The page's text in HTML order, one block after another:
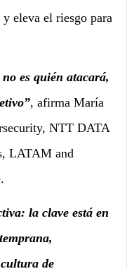
eleva el riesgo para
es quién atacará,
, afirma María
NTT DATA
LATAM and
la clave está en
de